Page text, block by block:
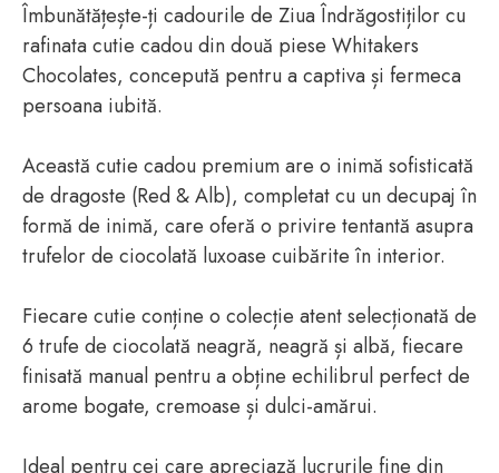
Îmbunătățește-ți cadourile de Ziua Îndrăgostiților cu
rafinata cutie cadou din două piese Whitakers
Chocolates, concepută pentru a captiva și fermeca
persoana iubită.
Această cutie cadou premium are o inimă sofisticată
de dragoste (Red & Alb), completat cu un decupaj în
formă de inimă, care oferă o privire tentantă asupra
trufelor de ciocolată luxoase cuibărite în interior.
Fiecare cutie conține o colecție atent selecționată de
6 trufe de ciocolată neagră, neagră și albă, fiecare
finisată manual pentru a obține echilibrul perfect de
arome bogate, cremoase și dulci-amărui.
Ideal pentru cei care apreciază lucrurile fine din